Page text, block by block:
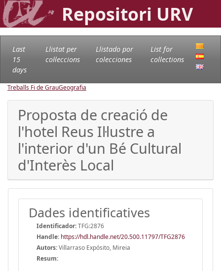
Repositori URV
Last
15
days
Llistat per
col·leccions
Llistado por
colecciones
List for
collections
Treballs Fi de GrauGeografia
Proposta de creació de
l'hotel Reus Il·lustre a
l'interior d'un Bé Cultural
d'Interès Local
Dades identificatives
Identificador:TFG:2876
Handle: https://hdl.handle.net/20.500.11797/TFG2876
Autors:Villarraso Expósito, Mireia
Resum: